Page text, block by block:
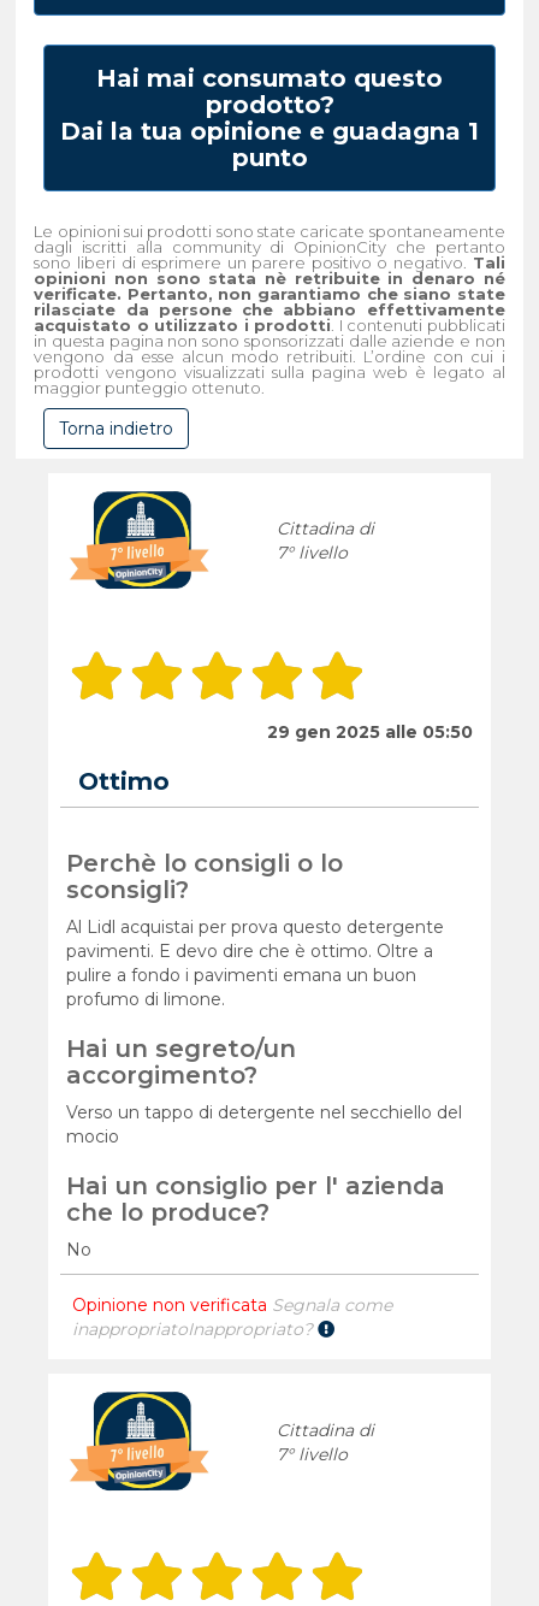
Hai mai consumato questo
prodotto?
Dai la tua opinione e guadagna 1
punto
Le opinioni sui prodotti sono state caricate spontaneamente
dagli iscritti alla community di OpinionCity che pertanto
sono liberi di esprimere un parere positivo o negativo. Tali
opinioni non sono stata nè retribuite in denaro né
verificate. Pertanto, non garantiamo che siano state
rilasciate da persone che abbiano effettivamente
acquistato o utilizzato i prodotti . I contenuti pubblicati
in questa pagina non sono sponsorizzati dalle aziende e non
vengono da esse alcun modo retribuiti. L’ordine con cui i
prodotti vengono visualizzati sulla pagina web è legato al
maggior punteggio ottenuto.
Torna indietro
Cittadina di
7° livello
29 gen 2025 alle 05:50
Ottimo
Perchè lo consigli o lo
sconsigli?
Al Lidl acquistai per prova questo detergente
pavimenti. E devo dire che è ottimo. Oltre a
pulire a fondo i pavimenti emana un buon
profumo di limone.
Hai un segreto/un
accorgimento?
Verso un tappo di detergente nel secchiello del
mocio
Hai un consiglio per l' azienda
che lo produce?
No
Opinione non verificata Segnala come
inappropriatoInappropriato?
Cittadina di
7° livello